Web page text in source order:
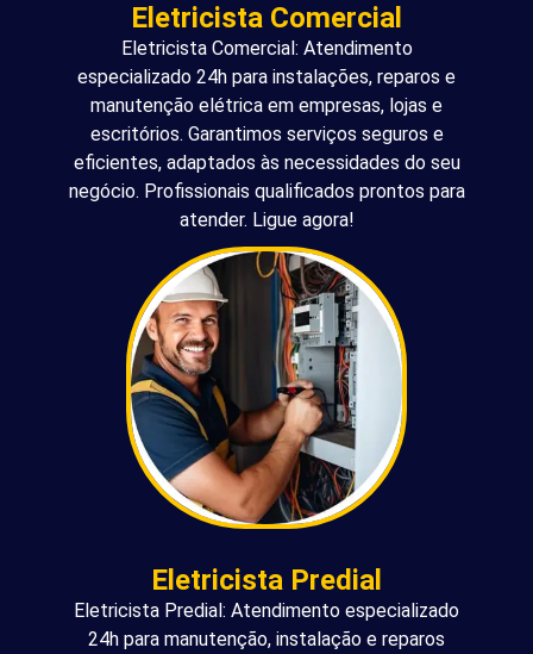
Eletricista Comercial
Eletricista Comercial: Atendimento
especializado 24h para instalações, reparos e
manutenção elétrica em empresas, lojas e
escritórios. Garantimos serviços seguros e
eficientes, adaptados às necessidades do seu
negócio. Profissionais qualificados prontos para
atender. Ligue agora!
Eletricista Predial
Eletricista Predial: Atendimento especializado
24h para manutenção, instalação e reparos